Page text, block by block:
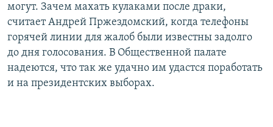
могут. Зачем махать кулаками после драки,
считает Андрей Пржездомский, когда телефоны
горячей линии для жалоб были известны задолго
до дня голосования. В Общественной палате
надеются, что так же удачно им удастся поработать
и на президентских выборах.